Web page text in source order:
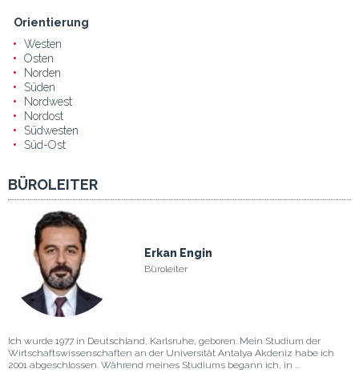
Orientierung
Westen
Osten
Norden
Süden
Nordwest
Nordost
Südwesten
Süd-Ost
BÜROLEITER
Erkan Engin
Büroleiter
Ich wurde 1977 in Deutschland, Karlsruhe, geboren. Mein Studium der
Wirtschaftswissenschaften an der Universität Antalya Akdeniz habe ich
2001 abgeschlossen. Während meines Studiums begann ich, in ...